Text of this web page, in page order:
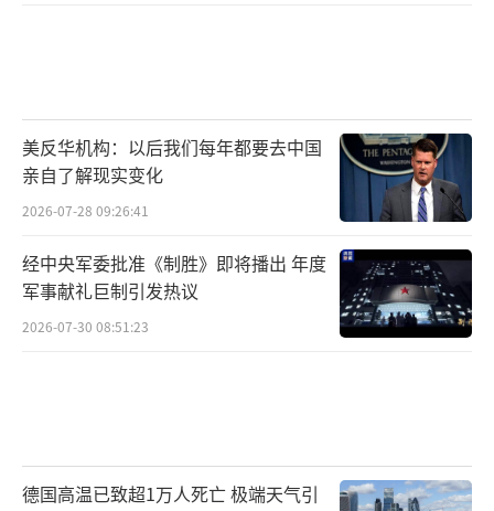
美反华机构：以后我们每年都要去中国
亲自了解现实变化
2026-07-28 09:26:41
经中央军委批准《制胜》即将播出 年度
军事献礼巨制引发热议
2026-07-30 08:51:23
德国高温已致超1万人死亡 极端天气引